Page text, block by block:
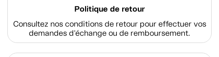
Politique de retour
Consultez nos conditions de retour pour effectuer vos
demandes d'échange ou de remboursement.